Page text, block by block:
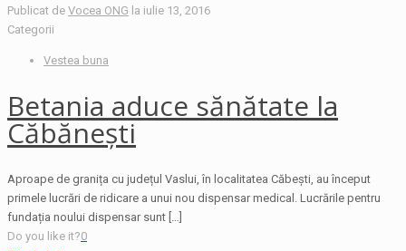
Publicat de Vocea ONG la iulie 13, 2016
Categorii
Vestea buna
Betania aduce sănătate la
Căbănești
Aproape de granița cu județul Vaslui, în localitatea Căbești, au început
primele lucrări de ridicare a unui nou dispensar medical. Lucrările pentru
fundația noului dispensar sunt […]
Do you like it?0